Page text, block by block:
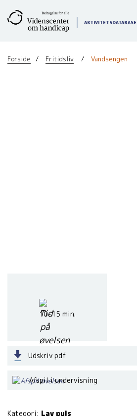
til
indhold
AKTIVITETSDATABASE
Forside Fritidsliv Vandsengen
10-15 min.
Udskriv pdf
Afspil i undervisning
Kategori: Lav puls